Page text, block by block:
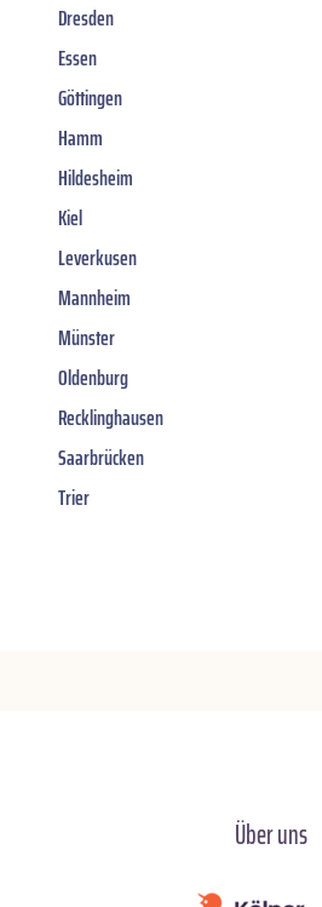
Dresden
Essen
Göttingen
Hamm
Hildesheim
Kiel
Leverkusen
Mannheim
Münster
Oldenburg
Recklinghausen
Saarbrücken
Trier
Über uns